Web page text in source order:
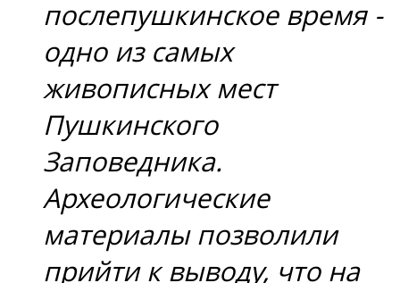
послепушкинское время -
одно из самых
живописных мест
Пушкинского
Заповедника.
Археологические
материалы позволили
прийти к выводу, что на